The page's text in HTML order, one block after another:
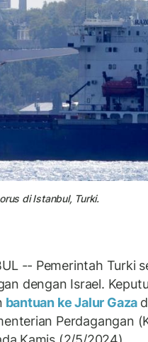
di Istanbul, Turki.
-- Pemerintah Turki
dengan Israel.
bantuan ke Jalur Gaza
Perdagangan